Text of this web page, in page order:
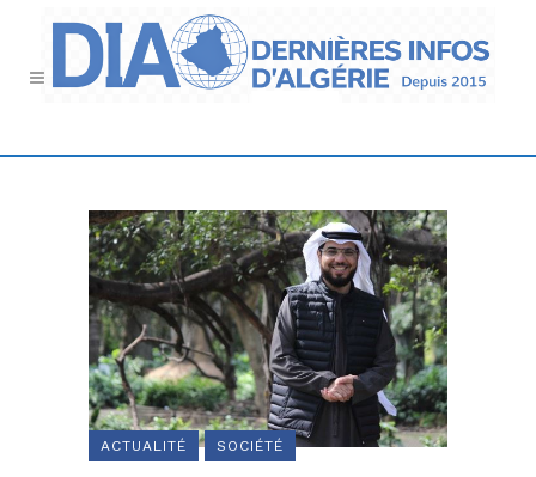
ACTUALITÉ SOCIÉTÉ